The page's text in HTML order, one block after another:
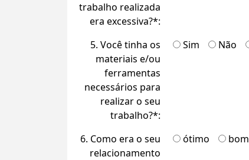
trabalho realizada
era excessiva?*:
5. Você tinha os
materiais e/ou
ferramentas
necessários para
realizar o seu
trabalho?*:
Sim Não
6. Como era o seu
relacionamento
ótimo bom